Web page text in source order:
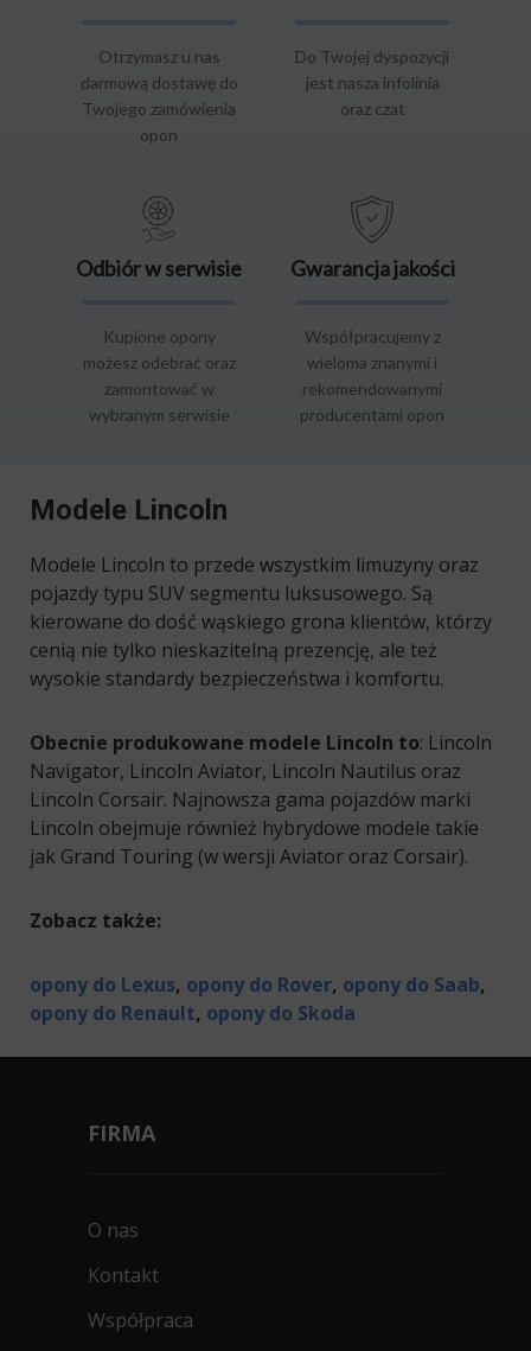
Otrzymasz u nas
darmową dostawę do
Twojego zamówienia
opon
Do Twojej dyspozycji
jest nasza infolinia
oraz czat
Odbiór w serwisie
Kupione opony
możesz odebrać oraz
zamontować w
wybranym serwisie
Gwarancja jakości
Współpracujemy z
wieloma znanymi i
rekomendowanymi
producentami opon
Modele Lincoln
Modele Lincoln to przede wszystkim limuzyny oraz
pojazdy typu SUV segmentu luksusowego. Są
kierowane do dość wąskiego grona klientów, którzy
cenią nie tylko nieskazitelną prezencję, ale też
wysokie standardy bezpieczeństwa i komfortu.
Obecnie produkowane modele Lincoln to: Lincoln
Navigator, Lincoln Aviator, Lincoln Nautilus oraz
Lincoln Corsair. Najnowsza gama pojazdów marki
Lincoln obejmuje również hybrydowe modele takie
jak Grand Touring (w wersji Aviator oraz Corsair).
Zobacz także:
opony do Lexus, opony do Rover, opony do Saab,
opony do Renault, opony do Skoda
FIRMA
O nas
Kontakt
Współpraca